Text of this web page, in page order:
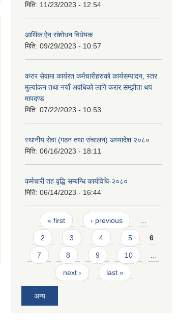
मिति: 11/23/2023 - 12:54
आर्थिक ऐन संशोधन विधेयक
मिति: 09/29/2023 - 10:57
करार सेवामा कार्यरत कर्मचारीहरुको कार्यसम्पादन, स्तर
मुल्यांकन तथा नयाँ अवधिको लागि करार सम्झौता थप
मापदण्ड
मिति: 07/22/2023 - 10:53
स्थानीय सेवा (गठन तथा संचालन) अध्यादेश २०८०
मिति: 06/16/2023 - 18:11
कर्मचारी तह वृद्धि सम्बन्धि कार्यविधि-२०८०
मिति: 06/14/2023 - 16:44
Pages
« first ‹ previous
2 3 4 5 6
7 8 9 10
next › last »
अन्य